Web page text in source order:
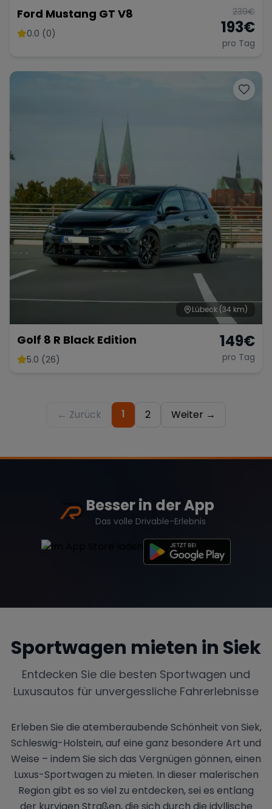
Ford Mustang GT V8
0.0 (0)
239€
193€
pro Tag
Lübeck (34 km)
Golf 8 R Black Edition
5.0 (26)
149€
pro Tag
← Zurück 1 2 Weiter →
Besser in der App
Das volle Drivable-Erlebnis
Sportwagen mieten in Siek
Entdecken Sie die besten Sportwagen und
Luxusautos für unvergessliche Fahrerlebnisse
Erleben Sie die atemberaubende Schönheit von Siek,
Schleswig-Holstein, auf eine ganz besondere Art und
Weise – indem Sie sich das Vergnügen gönnen, einen
Luxus-Sportwagen zu mieten. In dieser malerischen
Region gibt es so viel zu entdecken, sei es entlang